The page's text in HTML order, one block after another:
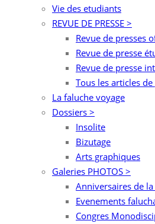
Vie des etudiants
REVUE DE PRESSE >
Revue de presses
Revue de presse
Revue de presse
Tous les articles de
La faluche voyage
Dossiers >
Insolite
Bizutage
Arts graphiques
Galeries PHOTOS >
Anniversaires de
Evenements
Congres